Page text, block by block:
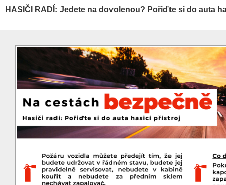
HASIČI RADÍ: Jedete na dovolenou? Pořiďte si do auta